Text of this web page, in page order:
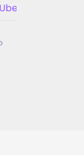
Uberlândia